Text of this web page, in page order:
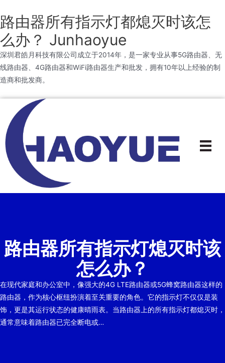
路由器所有指示灯都熄灭时该怎
么办？ Junhaoyue
深圳君皓月科技有限公司成立于2014年，是一家专业从事5G路由器、无
线路由器、4G路由器和WiFi路由器生产和批发，拥有10年以上经验的制
造商和批发商。
容
路由器所有指示灯熄灭时该
怎么办？
在现代家庭和办公室中，像强大的4G LTE路由器或5G蜂窝路由器这样的
路由器，作为核心枢纽扮演着至关重要的角色。它的指示灯不仅仅是装
饰，更是其运行状态的健康晴雨表。当路由器上的所有指示灯都熄灭时，
通常意味着路由器已完全断电或…